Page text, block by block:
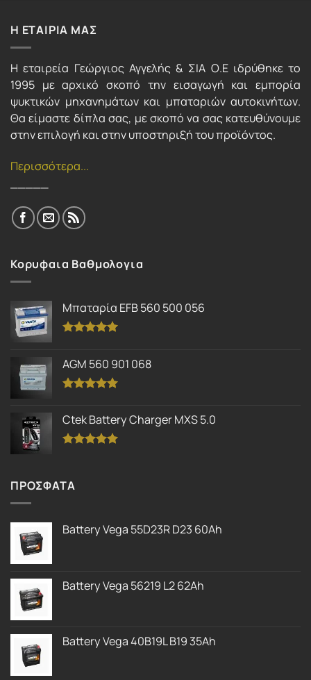
Η ΕΤΑΙΡΙΑ ΜΑΣ
Η εταιρεία Γεώργιος Αγγελής & ΣΙΑ Ο.Ε ιδρύθηκε το
1995 με αρχικό σκοπό την εισαγωγή και εμπορία
ψυκτικών μηχανημάτων και μπαταριών αυτοκινήτων.
Θα είμαστε δίπλα σας, με σκοπό να σας κατευθύνουμε
στην επιλογή και στην υποστηριξή του προϊόντος.
Περισσότερα...
Κορυφαια Βαθμολογια
Μπαταρία EFB 560 500 056
από 5
AGM 560 901 068
από 5
Ctek Battery Charger MXS 5.0
ΠΡΟΣΦΑΤΑ
Battery Vega 55D23R D23 60Ah
Battery Vega 56219 L2 62Ah
Battery Vega 40B19L B19 35Ah